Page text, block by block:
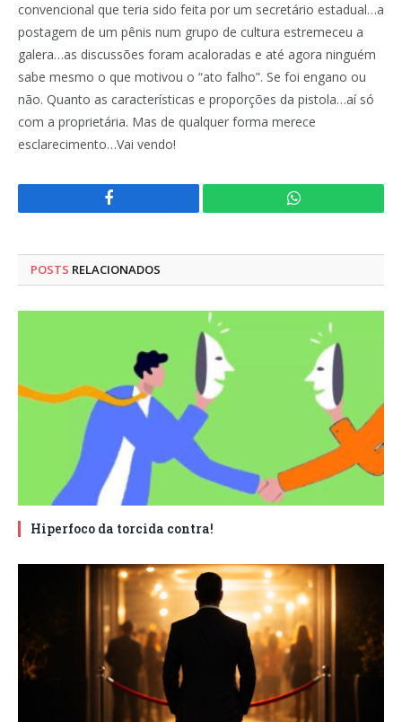
convencional que teria sido feita por um secretário estadual…a
postagem de um pênis num grupo de cultura estremeceu a
galera…as discussões foram acaloradas e até agora ninguém
sabe mesmo o que motivou o “ato falho”. Se foi engano ou
não. Quanto as características e proporções da pistola…aí só
com a proprietária. Mas de qualquer forma merece
esclarecimento…Vai vendo!
Facebook WhatsApp
POSTS RELACIONADOS
Hiperfoco da torcida contra!